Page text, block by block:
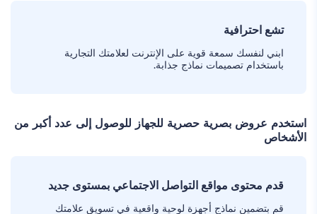
تشع احترافية
ابني لنفسك سمعة قوية على الإنترنت لعلامتك التجارية
باستخدام تصميمات نماذج جذابة.
استخدم عروض بصرية حصرية للجهاز للوصول إلى عدد أكبر من
الأشخاص
قدم محتوى مواقع التواصل الاجتماعي بمستوى جديد
قم بتضمين نماذج أجهزة لوحية واقعية في تسويق علامتك